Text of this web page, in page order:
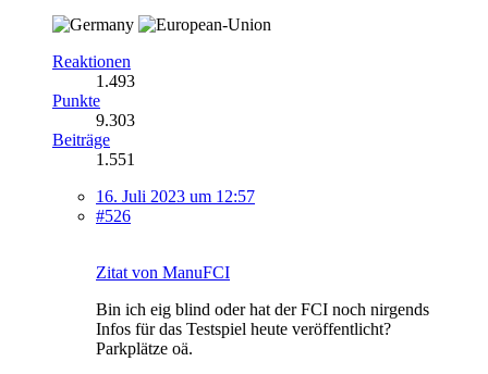
Reaktionen
1.493
Punkte
9.303
Beiträge
1.551
16. Juli 2023 um 12:57
#526
Zitat von ManuFCI
Bin ich eig blind oder hat der FCI noch nirgends
Infos für das Testspiel heute veröffentlicht?
Parkplätze oä.